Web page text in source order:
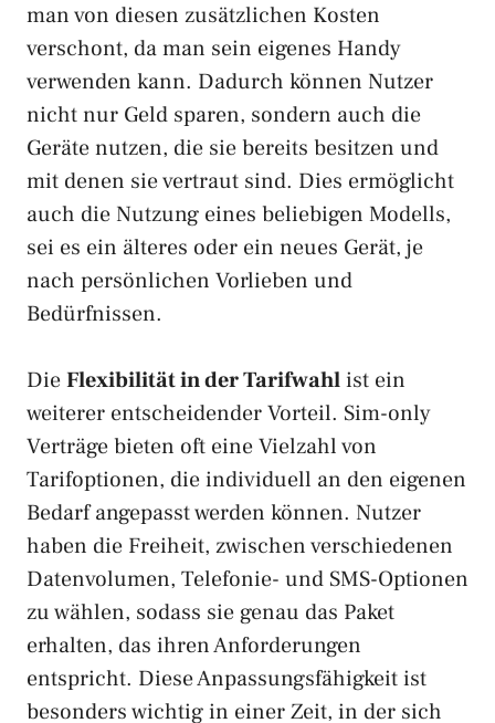
man von diesen zusätzlichen Kosten
verschont, da man sein eigenes Handy
verwenden kann. Dadurch können Nutzer
nicht nur Geld sparen, sondern auch die
Geräte nutzen, die sie bereits besitzen und
mit denen sie vertraut sind. Dies ermöglicht
auch die Nutzung eines beliebigen Modells,
sei es ein älteres oder ein neues Gerät, je
nach persönlichen Vorlieben und
Bedürfnissen.
DieFlexibilität in der Tarifwahlist ein
weiterer entscheidender Vorteil. Sim-only
Verträge bieten oft eine Vielzahl von
Tarifoptionen, die individuell an den eigenen
Bedarf angepasst werden können. Nutzer
haben die Freiheit, zwischen verschiedenen
Datenvolumen, Telefonie- und SMS-Optionen
zu wählen, sodass sie genau das Paket
erhalten, das ihren Anforderungen
entspricht. Diese Anpassungsfähigkeit ist
besonders wichtig in einer Zeit, in der sich